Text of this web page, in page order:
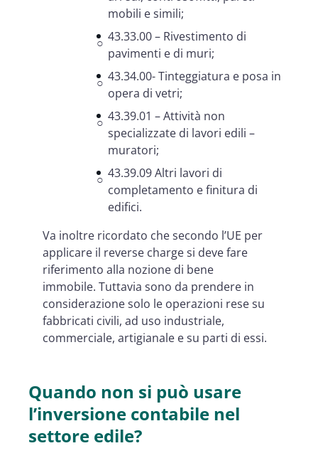
mobili e simili;
43.33.00 – Rivestimento di
pavimenti e di muri;
43.34.00- Tinteggiatura e posa in
opera di vetri;
43.39.01 – Attività non
specializzate di lavori edili –
muratori;
43.39.09 Altri lavori di
completamento e finitura di
edifici.
Va inoltre ricordato che secondo l’UE per
applicare il reverse charge si deve fare
riferimento alla nozione di bene
immobile. Tuttavia sono da prendere in
considerazione solo le operazioni rese su
fabbricati civili, ad uso industriale,
commerciale, artigianale e su parti di essi.
Quando non si può usare
l’inversione contabile nel
settore edile?